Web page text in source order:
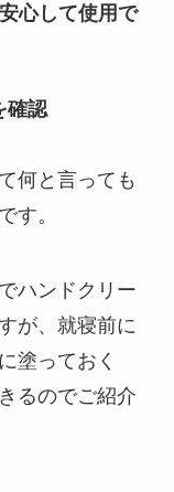
心して使用で
確認
何と言っても
す。
ハンドクリー
が、就寝前に
塗っておく
るのでご紹介